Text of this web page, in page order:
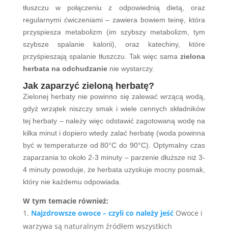
tłuszczu w połączeniu z odpowiednią dietą, oraz
regularnymi ćwiczeniami – zawiera bowiem teinę, która
przyspiesza metabolizm (im szybszy metabolizm, tym
szybsze spalanie kalorii), oraz katechiny, które
przyśpieszają spalanie tłuszczu. Tak więc samazielona
herbata na odchudzanienie wystarczy.
Jak zaparzyć zieloną herbatę?
Zielonej herbaty nie powinno się zalewać wrzącą wodą,
gdyż wrzątek niszczy smak i wiele cennych składników
tej herbaty – należy więc odstawić zagotowaną wodę na
kilka minut i dopiero wtedy zalać herbatę (woda powinna
być w temperaturze od 80°C do 90°C). Optymalny czas
zaparzania to około 2-3 minuty – parzenie dłuższe niż 3-
4 minuty powoduje, że herbata uzyskuje mocny posmak,
który nie każdemu odpowiada.
W tym temacie również:
Najzdrowsze owoce – czyli co należy jeść Owoce i
warzywa są naturalnym źródłem wszystkich